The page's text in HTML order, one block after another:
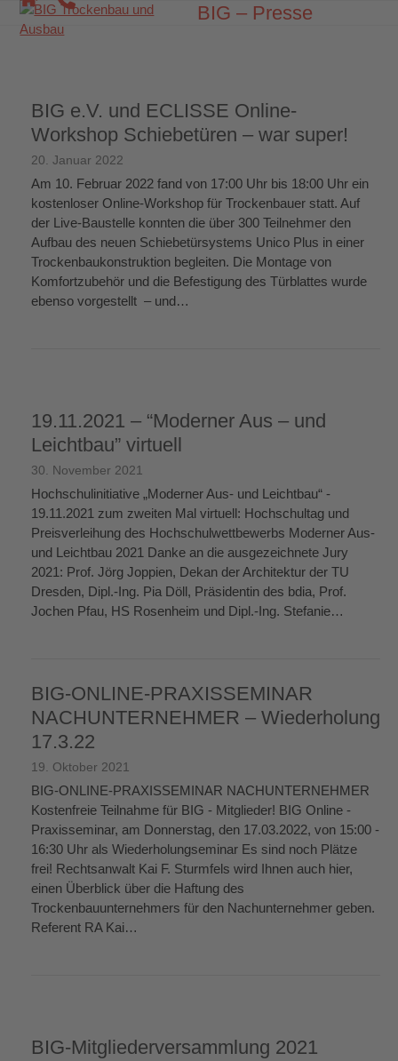
Skip
Open
Close
BIG – Presse
BIG e.V. und ECLISSE Online-
Workshop Schiebetüren – war super!
20. Januar 2022
Am 10. Februar 2022 fand von 17:00 Uhr bis 18:00 Uhr ein
kostenloser Online-Workshop für Trockenbauer statt. Auf
der Live-Baustelle konnten die über 300 Teilnehmer den
Aufbau des neuen Schiebetürsystems Unico Plus in einer
Trockenbaukonstruktion begleiten. Die Montage von
Komfortzubehör und die Befestigung des Türblattes wurde
ebenso vorgestellt – und…
19.11.2021 – “Moderner Aus – und
Leichtbau” virtuell
30. November 2021
Hochschulinitiative „Moderner Aus- und Leichtbau“ -
19.11.2021 zum zweiten Mal virtuell: Hochschultag und
Preisverleihung des Hochschulwettbewerbs Moderner Aus-
und Leichtbau 2021 Danke an die ausgezeichnete Jury
2021: Prof. Jörg Joppien, Dekan der Architektur der TU
Dresden, Dipl.-Ing. Pia Döll, Präsidentin des bdia, Prof.
Jochen Pfau, HS Rosenheim und Dipl.-Ing. Stefanie…
BIG-ONLINE-PRAXISSEMINAR
NACHUNTERNEHMER – Wiederholung
17.3.22
19. Oktober 2021
BIG-ONLINE-PRAXISSEMINAR NACHUNTERNEHMER
Kostenfreie Teilnahme für BIG - Mitglieder! BIG Online -
Praxisseminar, am Donnerstag, den 17.03.2022, von 15:00 -
16:30 Uhr als Wiederholungseminar Es sind noch Plätze
frei! Rechtsanwalt Kai F. Sturmfels wird Ihnen auch hier,
einen Überblick über die Haftung des
Trockenbauunternehmers für den Nachunternehmer geben.
Referent RA Kai…
BIG-Mitgliederversammlung 2021